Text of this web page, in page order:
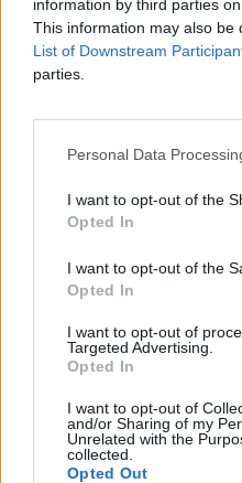
information by third parties
This information may also
List of Downstream
parties.
Personal Data
I want to opt-out of the
Opted In
I want to opt-out of the
Opted In
I want to opt-out of
Targeted Advertising.
Opted In
I want to opt-out of
and/or Sharing of my
Unrelated with the
collected.
Opted Out
Koniec dobrych wieści.
była wyższa od tej zanotowanej
Polityki Społecznej (MRPiPS).
trzech miesięcy z rzędu ze
Katarzyna Dybińska
Biznes